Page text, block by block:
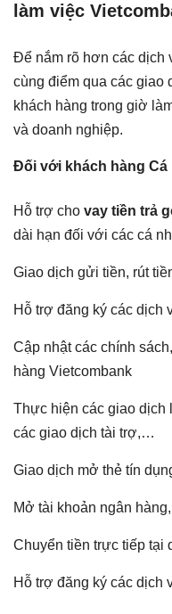
làm việc
Để nắm rõ hơn các dịch
cùng điểm qua các giao
khách hàng trong giờ
và doanh nghiệp.
Đối với khách hàng Cá
Hỗ trợ cho vay tiền trả
dài hạn đối với các cá
Giao dịch gửi tiền, rút
Hỗ trợ đăng ký các dịch
Cập nhật các chính
hàng Vietcombank
Thực hiện các giao dịch
các giao dịch tài trợ,…
Giao dịch mở thẻ tín
Mở tài khoản ngân
Chuyển tiền trực tiếp tại
Hỗ trợ đăng ký các